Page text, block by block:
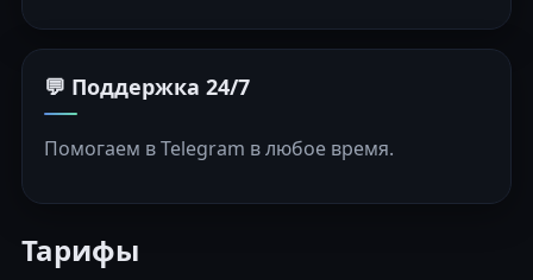
💬 Поддержка 24/7
Помогаем в Telegram в любое время.
Тарифы